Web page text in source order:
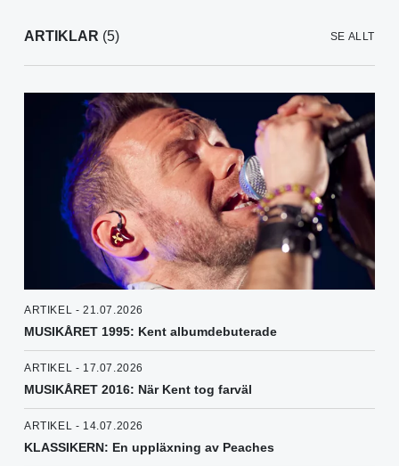
ARTIKLAR (5) SE ALLT
ARTIKEL - 21.07.2026
MUSIKÅRET 1995: Kent albumdebuterade
ARTIKEL - 17.07.2026
MUSIKÅRET 2016: När Kent tog farväl
ARTIKEL - 14.07.2026
KLASSIKERN: En uppläxning av Peaches